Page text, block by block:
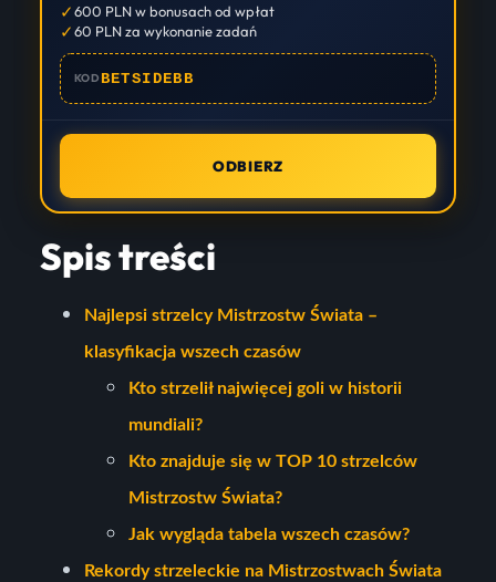
✓600 PLN w bonusach od wpłat
✓60 PLN za wykonanie zadań
KOD BETSIDEBB
ODBIERZ
Spis treści
Najlepsi strzelcy Mistrzostw Świata –
klasyfikacja wszech czasów
Kto strzelił najwięcej goli w historii
mundiali?
Kto znajduje się w TOP 10 strzelców
Mistrzostw Świata?
Jak wygląda tabela wszech czasów?
Rekordy strzeleckie na Mistrzostwach Świata